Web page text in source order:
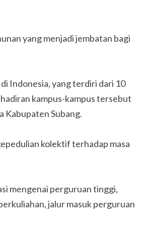
yang menjadi jembatan bagi
Indonesia, yang terdiri dari 10
kampus-kampus tersebut
Kabupaten Subang.
kolektif terhadap masa
mengenai perguruan tinggi,
jalur masuk perguruan